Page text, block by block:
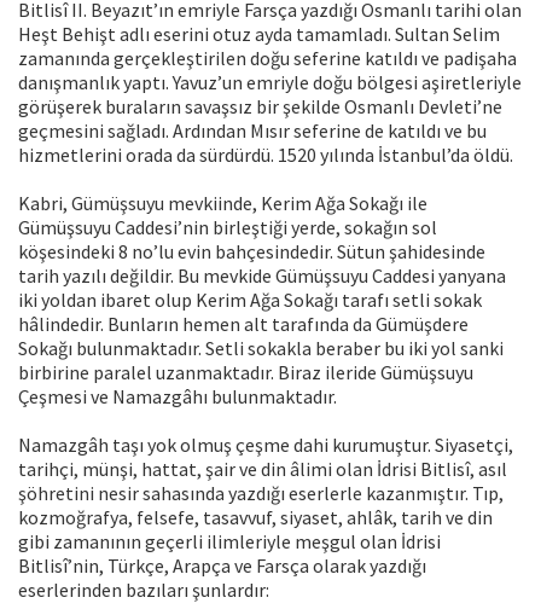
Bitlisî II. Beyazıt’ın emriyle Farsça yazdığı Osmanlı tarihi olan
Heşt Behişt adlı eserini otuz ayda tamamladı. Sultan Selim
zamanında gerçekleştirilen doğu seferine katıldı ve padişaha
danışmanlık yaptı. Yavuz’un emriyle doğu bölgesi aşiretleriyle
görüşerek buraların savaşsız bir şekilde Osmanlı Devleti’ne
geçmesini sağladı. Ardından Mısır seferine de katıldı ve bu
hizmetlerini orada da sürdürdü. 1520 yılında İstanbul’da öldü.
Kabri, Gümüşsuyu mevkiinde, Kerim Ağa Sokağı ile
Gümüşsuyu Caddesi’nin birleştiği yerde, sokağın sol
köşesindeki 8 no’lu evin bahçesindedir. Sütun şahidesinde
tarih yazılı değildir. Bu mevkide Gümüşsuyu Caddesi yanyana
iki yoldan ibaret olup Kerim Ağa Sokağı tarafı setli sokak
hâlindedir. Bunların hemen alt tarafında da Gümüşdere
Sokağı bulunmaktadır. Setli sokakla beraber bu iki yol sanki
birbirine paralel uzanmaktadır. Biraz ileride Gümüşsuyu
Çeşmesi ve Namazgâhı bulunmaktadır.
Namazgâh taşı yok olmuş çeşme dahi kurumuştur. Siyasetçi,
tarihçi, münşi, hattat, şair ve din âlimi olan İdrisi Bitlisî, asıl
şöhretini nesir sahasında yazdığı eserlerle kazanmıştır. Tıp,
kozmoğrafya, felsefe, tasavvuf, siyaset, ahlâk, tarih ve din
gibi zamanının geçerli ilimleriyle meşgul olan İdrisi
Bitlisî’nin, Türkçe, Arapça ve Farsça olarak yazdığı
eserlerinden bazıları şunlardır: